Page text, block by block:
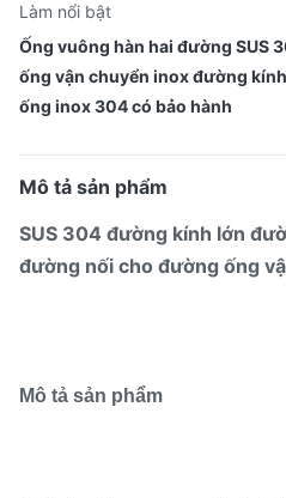
Làm nổi bật
Ống vuông hàn hai đường SUS
ống vận chuyển inox đường
ống inox 304 có bảo hành
Mô tả sản phẩm
SUS 304 đường kính lớn
đường nối cho đường ống
Mô tả sản phẩm